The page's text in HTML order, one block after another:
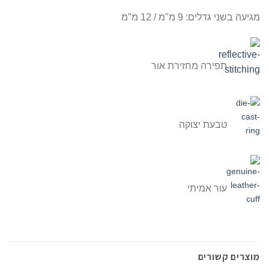
מגיעה בשני גדלים: 9 מ"מ / 12 מ"מ
תפירה מחזירת אור
טבעת יצוקה
עור אמיתי
מוצרים קשורים